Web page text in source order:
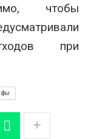
чтобы
при